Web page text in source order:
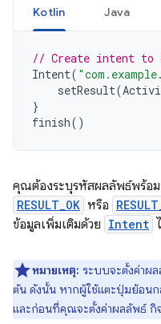
Kotlin Java
// Create intent to
Intent(
setResult(
}
finish()
คุณต้องระบุรหัสผลลัพธ์พร้อ
RESULT_OK หรือ
ข้อมูลเพิ่มเติมด้วย Intent
หมายเหตุ: ระบบจะตั้งค่าผ
ต้น ดังนั้น หากผู้ใช้แตะปุ่มย้อน
และก่อนที่คุณจะตั้งค่าผลลัพธ์ กิ